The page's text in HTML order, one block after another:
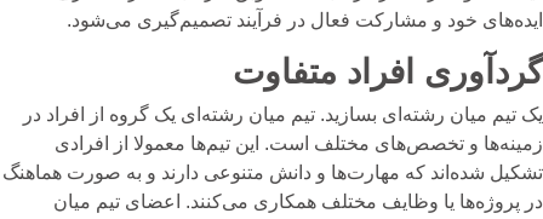
ایده‌های خود و مشارکت فعال در فرآیند تصمیم‌گیری می‌شود.
گردآوری افراد متفاوت
یک تیم میان رشته‌ای بسازید. تیم میان رشته‌ای یک گروه از افراد در
زمینه‌ها و تخصص‌های مختلف است. این تیم‌ها معمولا از افرادی
تشکیل شده‌اند که مهارت‌ها و دانش متنوعی دارند و به صورت هماهنگ
در پروژه‌ها یا وظایف مختلف همکاری می‌کنند. اعضای تیم میان